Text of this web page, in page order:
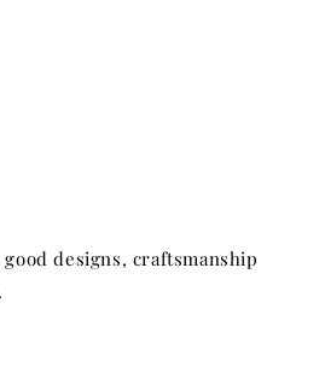
designs, craftsmanship